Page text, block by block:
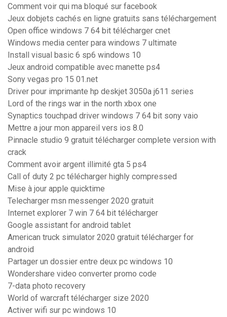
Comment voir qui ma bloqué sur facebook
Jeux dobjets cachés en ligne gratuits sans téléchargement
Open office windows 7 64 bit télécharger cnet
Windows media center para windows 7 ultimate
Install visual basic 6 sp6 windows 10
Jeux android compatible avec manette ps4
Sony vegas pro 15 01.net
Driver pour imprimante hp deskjet 3050a j611 series
Lord of the rings war in the north xbox one
Synaptics touchpad driver windows 7 64 bit sony vaio
Mettre a jour mon appareil vers ios 8.0
Pinnacle studio 9 gratuit télécharger complete version with
crack
Comment avoir argent illimité gta 5 ps4
Call of duty 2 pc télécharger highly compressed
Mise à jour apple quicktime
Telecharger msn messenger 2020 gratuit
Internet explorer 7 win 7 64 bit télécharger
Google assistant for android tablet
American truck simulator 2020 gratuit télécharger for
android
Partager un dossier entre deux pc windows 10
Wondershare video converter promo code
7-data photo recovery
World of warcraft télécharger size 2020
Activer wifi sur pc windows 10